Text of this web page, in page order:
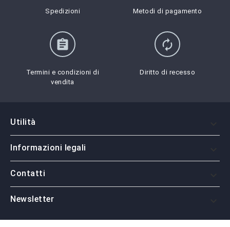
Spedizioni Metodi di pagamento
assignment
Termini e condizioni di
vendita
autorenew
Diritto di recesso
Utilità
Informazioni legali
Contatti
Newsletter